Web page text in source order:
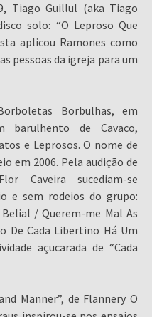
Tiago Guillul (aka Tiago
solo: “O Leproso Que
aplicou Ramones como
pessoas da igreja para um
Borbulhas, em
barulhento de Cavaco,
e Leprosos. O nome de
em 2006. Pela audição de
Caveira sucediam-se
e sem rodeios do grupo:
/ Querem-me Mal As
De Cada Libertino Há Um
açucarada de “Cada
Manner”, de Flannery O